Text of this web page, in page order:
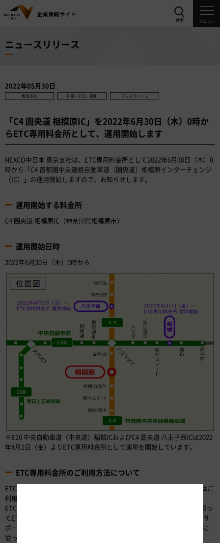
検索 メニュー
ニュースリリース
2022年05月30日
東京支社 料金・ETC・割引 プレスリリース
「C4 圏央道 相模原IC」を2022年6月30日（木）0時か
らETC専用料金所として、運用開始します
NEXCO中日本 東京支社は、ETC専用料金所として2022年6月30日（木）0
時から「C4 首都圏中央連絡自動車道（圏央道）相模原インターチェンジ
（IC）」の運用開始しますので、お知らせします。
運用開始する料金所
C4 圏央道 相模原IC（神奈川県相模原市）
運用開始日時
2022年6月30日（木）0時から
※E20 中央自動車道（中央道）稲城ICおよびC4 圏央道 八王子西ICは2022
年4月1日（金）よりETC専用料金所として運用を開始しています。
ETC専用料金所のご利用方法について
ETC車でのご利用をお願いします。ETC車載器を搭載していない車両はご
利用になれません。
ETCが使えない状態（ETC車載器未設置、ETCカード未挿入など）で誤っ
てETC専用料金所をご利用された場合は、『ETC/サポート』または『サ
ポート』と表示されたレーンを通行し、一旦停止して係員などの指示に
従ってください。